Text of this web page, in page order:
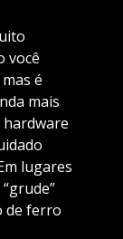
você
é
mais
lugares
de ferro